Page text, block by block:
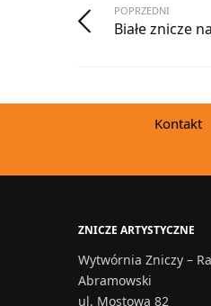
POPRZEDNI
Białe znicze
Kontakt
ZNICZE ARTYSTYCZNE
Wytwórnia Zniczy –
Abramowski
ul. Mostowa 82